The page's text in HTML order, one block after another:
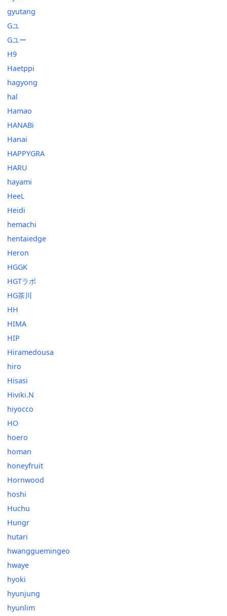
gyutang
Gユ
Gユー
H9
Haetppi
hagyong
hal
Hamao
HANABi
Hanai
HAPPYGRA
HARU
hayami
HeeL
Heidi
hemachi
hentaiedge
Heron
HGGK
HGTラボ
HG茶川
HH
HIMA
HIP
Hiramedousa
hiro
Hisasi
Hiviki.N
hiyocco
HO
hoero
homan
honeyfruit
Hornwood
hoshi
Huchu
Hungr
hutari
hwangguemingeo
hwaye
hyoki
hyunjung
hyunlim